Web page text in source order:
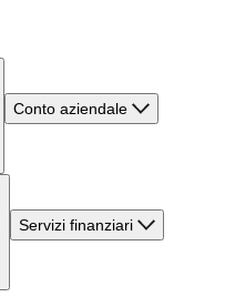
Conto aziendale
Servizi finanziari